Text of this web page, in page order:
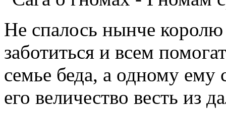
Не спалось нынче
заботиться и всем
семье беда, а одному ему
его величество весть из